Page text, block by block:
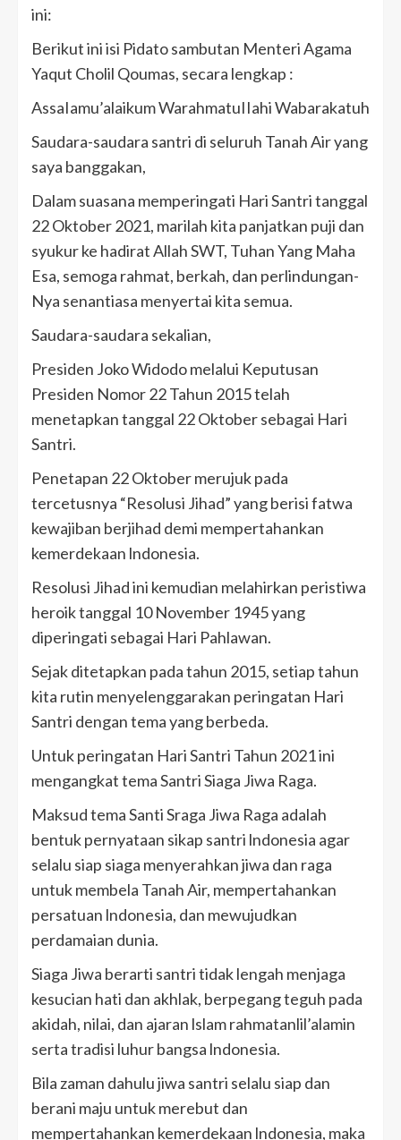
ini:
Berikut ini isi Pidato sambutan Menteri Agama
Yaqut Cholil Qoumas, secara lengkap :
AssaIamu’alaikum WarahmatuIIahi Wabarakatuh
Saudara-saudara santri di seluruh Tanah Air yang
saya banggakan,
Dalam suasana memperingati Hari Santri tanggal
22 Oktober 2021, marilah kita panjatkan puji dan
syukur ke hadirat Allah SWT, Tuhan Yang Maha
Esa, semoga rahmat, berkah, dan perlindungan-
Nya senantiasa menyertai kita semua.
Saudara-saudara sekalian,
Presiden Joko Widodo melalui Keputusan
Presiden Nomor 22 Tahun 2015 telah
menetapkan tanggal 22 Oktober sebagai Hari
Santri.
Penetapan 22 Oktober merujuk pada
tercetusnya “Resolusi Jihad” yang berisi fatwa
kewajiban berjihad demi mempertahankan
kemerdekaan lndonesia.
Resolusi Jihad ini kemudian melahirkan peristiwa
heroik tanggal 10 November 1945 yang
diperingati sebagai Hari Pahlawan.
Sejak ditetapkan pada tahun 2015, setiap tahun
kita rutin menyelenggarakan peringatan Hari
Santri dengan tema yang berbeda.
Untuk peringatan Hari Santri Tahun 2021 ini
mengangkat tema Santri Siaga Jiwa Raga.
Maksud tema Santi Sraga Jiwa Raga adalah
bentuk pernyataan sikap santri lndonesia agar
selalu siap siaga menyerahkan jiwa dan raga
untuk membela Tanah Air, mempertahankan
persatuan lndonesia, dan mewujudkan
perdamaian dunia.
Siaga Jiwa berarti santri tidak lengah menjaga
kesucian hati dan akhlak, berpegang teguh pada
akidah, nilai, dan ajaran lslam rahmatanlil’alamin
serta tradisi luhur bangsa lndonesia.
Bila zaman dahulu jiwa santri selalu siap dan
berani maju untuk merebut dan
mempertahankan kemerdekaan lndonesia, maka